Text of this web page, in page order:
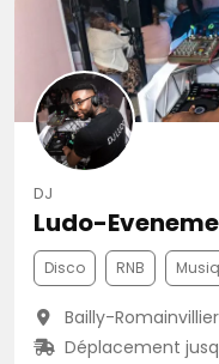
DJ
Ludo-
Disco RNB
Bailly-
Déplacement